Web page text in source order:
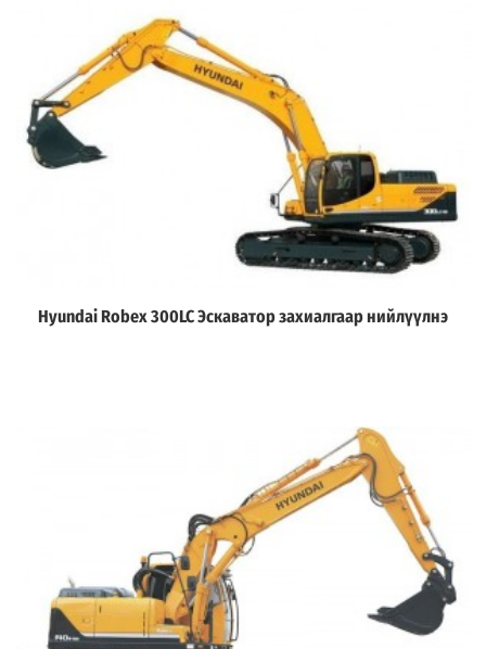
Дэлгэрэнгүй
Hyundai Robex 300LC Эскаватор захиалгаар нийлүүлнэ